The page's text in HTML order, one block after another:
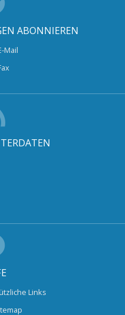
ABONNIEREN
Mail
Links